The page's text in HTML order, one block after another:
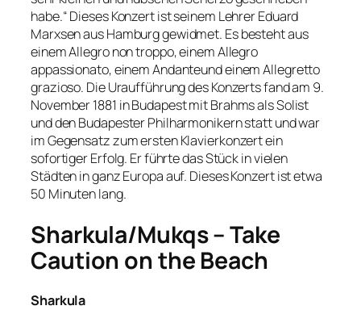
habe.“ Dieses Konzert ist seinem Lehrer Eduard
Marxsen aus Hamburg gewidmet. Es besteht aus
einem Allegro non troppo, einem Allegro
appassionato, einem Andanteund einem Allegretto
grazioso. Die Uraufführung des Konzerts fand am 9.
November 1881 in Budapest mit Brahms als Solist
und den Budapester Philharmonikern statt und war
im Gegensatz zum ersten Klavierkonzert ein
sofortiger Erfolg. Er führte das Stück in vielen
Städten in ganz Europa auf. Dieses Konzert ist etwa
50 Minuten lang.
Sharkula/Mukqs – Take
Caution on the Beach
Sharkula